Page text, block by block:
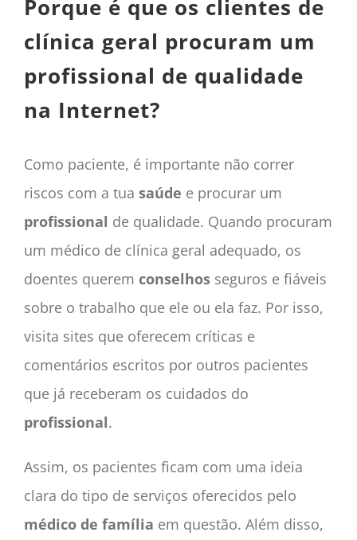
Porque é que os clientes de
clínica geral procuram um
profissional de qualidade
na Internet?
Como paciente, é importante não correr
riscos com a tua saúde e procurar um
profissional de qualidade. Quando procuram
um médico de clínica geral adequado, os
doentes querem conselhosseguros e fiáveis
sobre o trabalho que ele ou ela faz. Por isso,
visita sites que oferecem críticas e
comentários escritos por outros pacientes
que já receberam os cuidados do
profissional.
Assim, os pacientes ficam com uma ideia
clara do tipo de serviços oferecidos pelo
médico de família em questão. Além disso,